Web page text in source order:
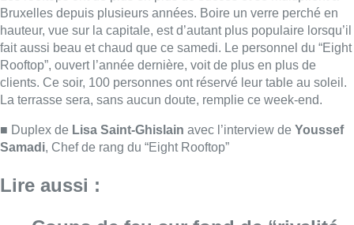
Coups de feu sur fond de “rivalité
amoureuse” à Uccle: une personne
blessée à la jambe